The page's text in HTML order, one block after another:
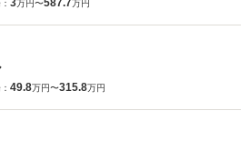
3万円〜587.7万円
49.8万円〜315.8万円